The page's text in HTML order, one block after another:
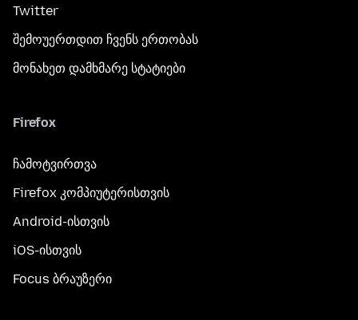
Twitter
შემოუერთდით ჩვენს ერთობას
მონახეთ დამხმარე სტატიები
Firefox
ჩამოტვირთვა
Firefox კომპიუტერისთვის
Android-ისთვის
iOS-ისთვის
Focus ბრაუზერი